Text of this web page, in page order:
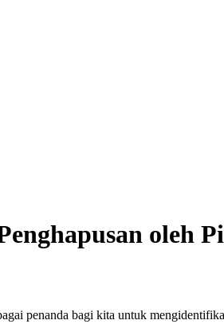
oleh
penanda bagi kita untuk